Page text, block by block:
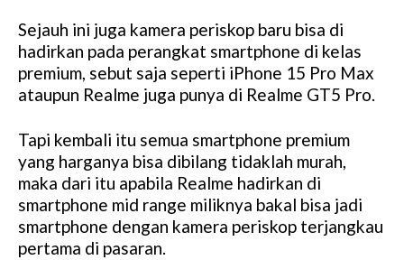
Sejauh ini juga kamera periskop baru bisa di
hadirkan pada perangkat smartphone di kelas
premium, sebut saja seperti iPhone 15 Pro Max
ataupun Realme juga punya di Realme GT5 Pro.
Tapi kembali itu semua smartphone premium
yang harganya bisa dibilang tidaklah murah,
maka dari itu apabila Realme hadirkan di
smartphone mid range miliknya bakal bisa jadi
smartphone dengan kamera periskop terjangkau
pertama di pasaran.